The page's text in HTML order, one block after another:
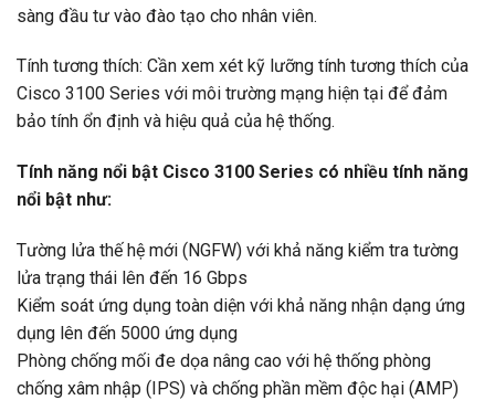
sàng đầu tư vào đào tạo cho nhân viên.
Tính tương thích: Cần xem xét kỹ lưỡng tính tương thích của
Cisco 3100 Series với môi trường mạng hiện tại để đảm
bảo tính ổn định và hiệu quả của hệ thống.
Tính năng nổi bật Cisco 3100 Series có nhiều tính năng
nổi bật như:
Tường lửa thế hệ mới (NGFW) với khả năng kiểm tra tường
lửa trạng thái lên đến 16 Gbps
Kiểm soát ứng dụng toàn diện với khả năng nhận dạng ứng
dụng lên đến 5000 ứng dụng
Phòng chống mối đe dọa nâng cao với hệ thống phòng
chống xâm nhập (IPS) và chống phần mềm độc hại (AMP)